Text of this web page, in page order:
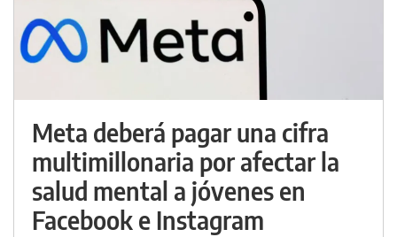
Meta deberá pagar una cifra
multimillonaria por afectar la
salud mental a jóvenes en
Facebook e Instagram